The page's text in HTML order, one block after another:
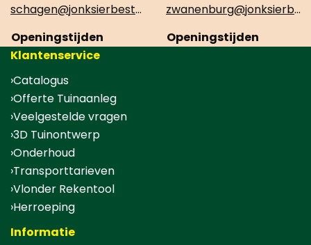
schagen@jonksierbestrating.nl
Openingstijden
zwanenburg@jonksierbestrating.nl
Openingstijden
Klantenservice
Catalogus
Offerte Tuinaanleg
Veelgestelde vragen
3D Tuinontwerp
Onderhoud
Transporttarieven
Vlonder Rekentool
Herroeping
Informatie